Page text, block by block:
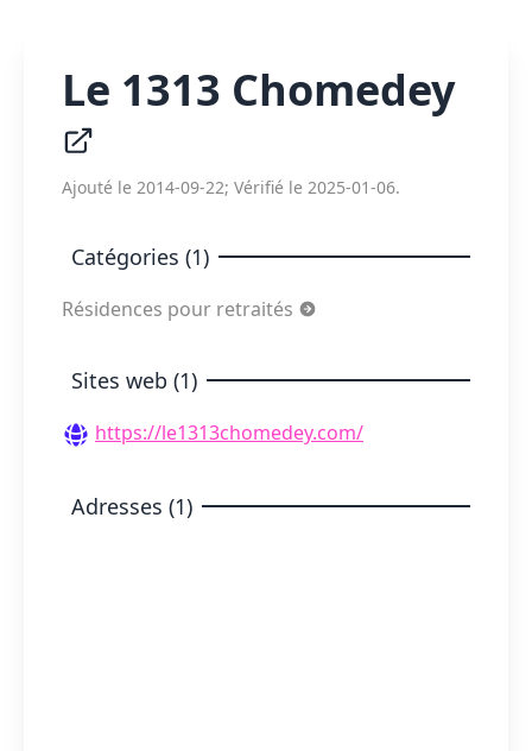
Le 1313 Chomedey
Ajouté le 2014-09-22; Vérifié le 2025-01-06.
Catégories (1)
Résidences pour retraités
Sites web (1)
https://le1313chomedey.com/
Adresses (1)